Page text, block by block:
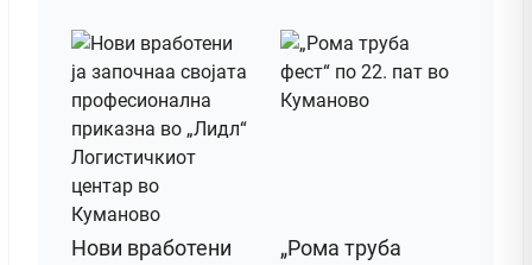
Нови вработени
„Рома труба